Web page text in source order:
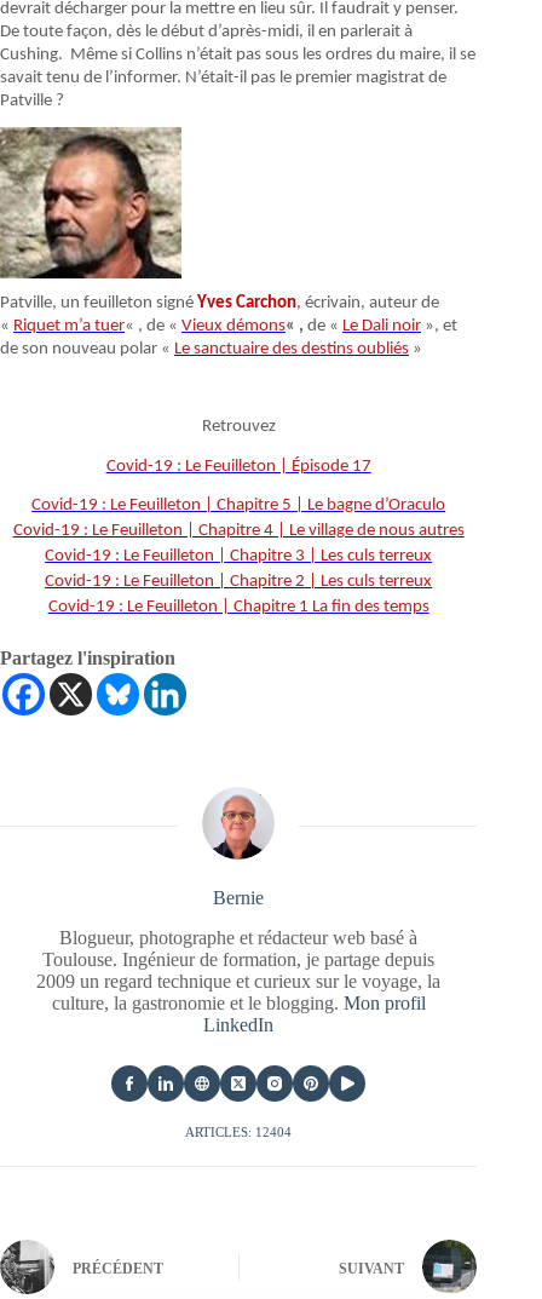
devrait décharger pour la mettre en lieu sûr. Il faudrait y penser.
De toute façon, dès le début d’après-midi, il en parlerait à
Cushing. Même si Collins n’était pas sous les ordres du maire, il se
savait tenu de l’informer. N’était-il pas le premier magistrat de
Patville ?
Patville, un feuilleton signé Yves Carchon, écrivain, auteur de
« Riquet m’a tuer« , de « Vieux démons« , de « Le Dali noir », et
de son nouveau polar « Le sanctuaire des destins oubliés »
Retrouvez
Covid-19 : Le Feuilleton | Épisode 17
Covid-19 : Le Feuilleton | Chapitre 5 | Le bagne d’Oraculo
Covid-19 : Le Feuilleton | Chapitre 4 | Le village de nous autres
Covid-19 : Le Feuilleton | Chapitre 3 | Les culs terreux
Covid-19 : Le Feuilleton | Chapitre 2 | Les culs terreux
Covid-19 : Le Feuilleton | Chapitre 1 La fin des temps
Partagez l'inspiration
Bernie
Blogueur, photographe et rédacteur web basé à
Toulouse. Ingénieur de formation, je partage depuis
2009 un regard technique et curieux sur le voyage, la
culture, la gastronomie et le blogging. Mon profil
LinkedIn
ARTICLES: 12404
PRÉCÉDENT SUIVANT